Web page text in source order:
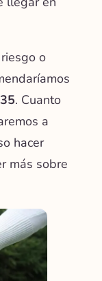
o
. Cuanto
a
hacer
más sobre